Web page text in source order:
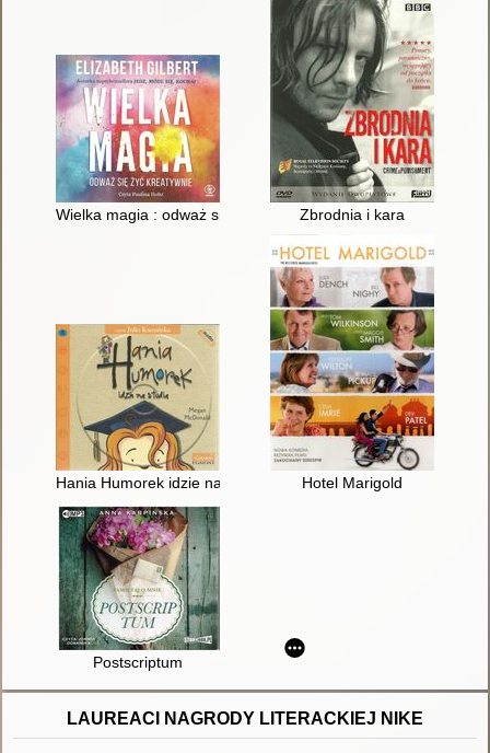
Wielka magia : odważ się żyć kreatywnieZbrodnia i kara
Hania Humorek idzie na studia Hotel Marigold
Postscriptum
LAUREACI NAGRODY LITERACKIEJ NIKE